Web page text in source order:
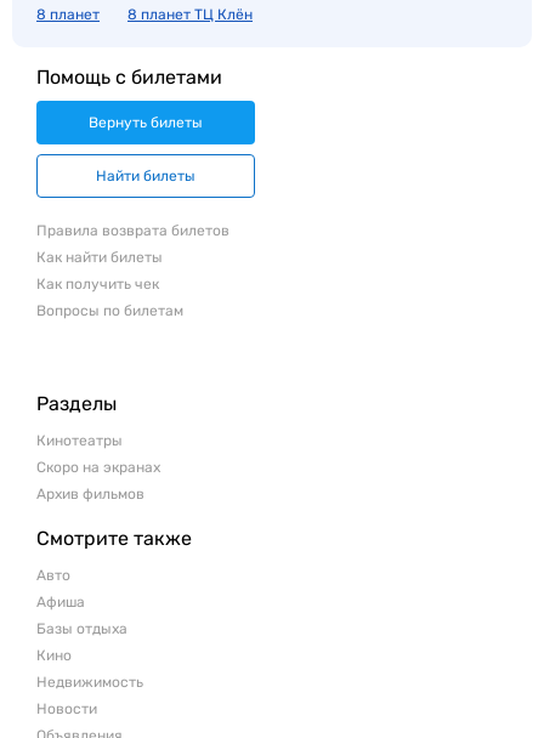
8 планет 8 планет ТЦ Клён
Помощь с билетами
Вернуть билеты
Найти билеты
Правила возврата билетов
Как найти билеты
Как получить чек
Вопросы по билетам
Разделы
Кинотеатры
Скоро на экранах
Архив фильмов
Смотрите также
Авто
Афиша
Базы отдыха
Кино
Недвижимость
Новости